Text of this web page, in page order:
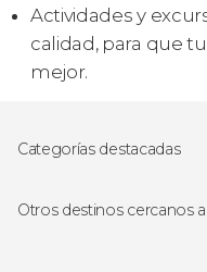
Actividades y
calidad, para que
mejor.
Categorías destacadas
Free tours en
Otros destinos cercanos